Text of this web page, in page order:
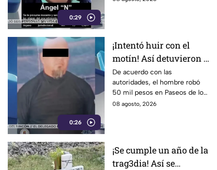
0:29
0:26
¡Intentó huir con el
motín! Así detuvieron a
un presunto
responsable de asaltar
a su víctima en León
De acuerdo con las
autoridades, el hombre robó
50 mil pesos en Paseos de los
Insurgentes
08 agosto, 2026
¡Se cumple un año de la
trag3dia! Así se